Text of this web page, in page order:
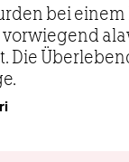
bei einem
vorwiegend
Die